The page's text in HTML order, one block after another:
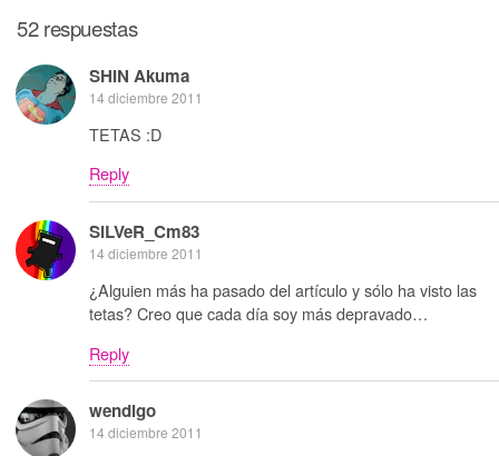
52 respuestas
SHIN Akuma
14 diciembre 2011
TETAS :D
Reply
SiLVeR_Cm83
14 diciembre 2011
¿Alguien más ha pasado del artículo y sólo ha visto las
tetas? Creo que cada día soy más depravado…
Reply
wendigo
14 diciembre 2011